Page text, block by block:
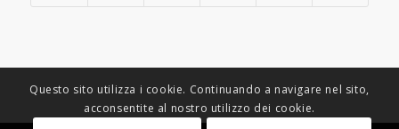
Questo sito utilizza i cookie. Continuando a navigare nel sito,
acconsentite al nostro utilizzo dei cookie.